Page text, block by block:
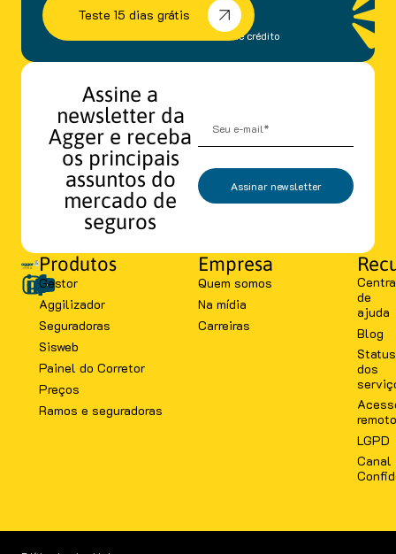
Teste 15 dias grátis
sem fidelidade e cartão de crédito
Assine a
newsletter da
Agger e receba
os principais
assuntos do
mercado de
seguros
Assinar newsletter
Produtos
Gestor
Aggilizador
Seguradoras
Sisweb
Painel do Corretor
Preços
Ramos e seguradoras
Empresa
Quem somos
Na mídia
Carreiras
de
ajuda
Blog
Status
dos
remoto
LGPD
Canal